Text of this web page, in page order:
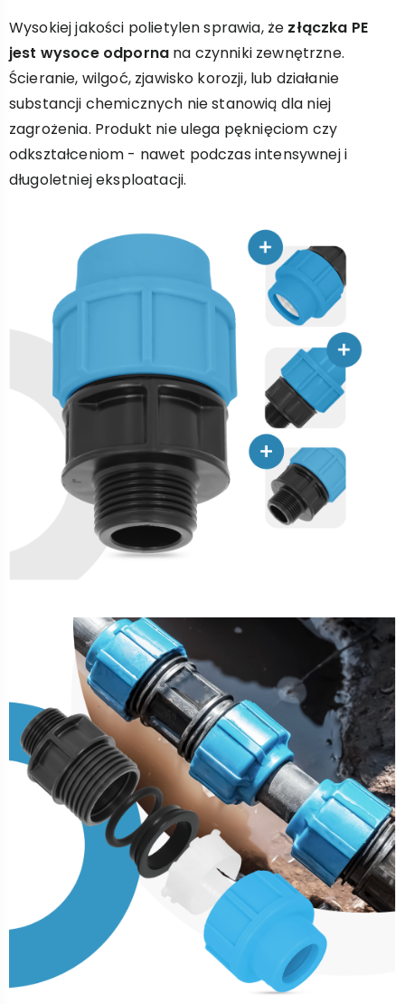
Wysokiej jakości polietylen sprawia, że złączka PE
jest wysoce odporna na czynniki zewnętrzne.
Ścieranie, wilgoć, zjawisko korozji, lub działanie
substancji chemicznych nie stanowią dla niej
zagrożenia. Produkt nie ulega pęknięciom czy
odkształceniom - nawet podczas intensywnej i
długoletniej eksploatacji.